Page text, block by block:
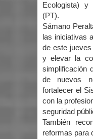
Ecologista) y
(PT).
Sámano
las iniciativas
de este
y elevar la
simplificación
de nuevos
fortalecer el
con la
seguridad
También
reformas para